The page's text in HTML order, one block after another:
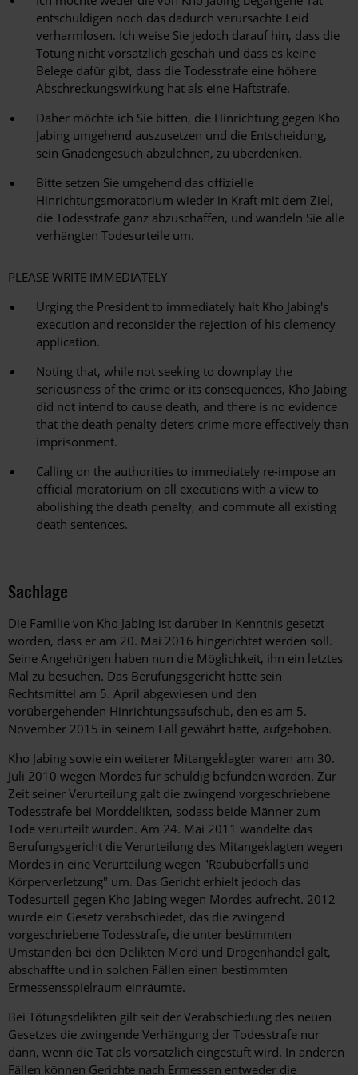
entschuldigen noch das dadurch verursachte Leid
verharmlosen. Ich weise Sie jedoch darauf hin, dass die
Tötung nicht vorsätzlich geschah und dass es keine
Belege dafür gibt, dass die Todesstrafe eine höhere
Abschreckungswirkung hat als eine Haftstrafe.
Daher möchte ich Sie bitten, die Hinrichtung gegen Kho
Jabing umgehend auszusetzen und die Entscheidung,
sein Gnadengesuch abzulehnen, zu überdenken.
Bitte setzen Sie umgehend das offizielle
Hinrichtungsmoratorium wieder in Kraft mit dem Ziel,
die Todesstrafe ganz abzuschaffen, und wandeln Sie alle
verhängten Todesurteile um.
PLEASE WRITE IMMEDIATELY
Urging the President to immediately halt Kho Jabing's
execution and reconsider the rejection of his clemency
application.
Noting that, while not seeking to downplay the
seriousness of the crime or its consequences, Kho Jabing
did not intend to cause death, and there is no evidence
that the death penalty deters crime more effectively than
imprisonment.
Calling on the authorities to immediately re-impose an
official moratorium on all executions with a view to
abolishing the death penalty, and commute all existing
death sentences.
Sachlage
Die Familie von Kho Jabing ist darüber in Kenntnis gesetzt
worden, dass er am 20. Mai 2016 hingerichtet werden soll.
Seine Angehörigen haben nun die Möglichkeit, ihn ein letztes
Mal zu besuchen. Das Berufungsgericht hatte sein
Rechtsmittel am 5. April abgewiesen und den
vorübergehenden Hinrichtungsaufschub, den es am 5.
November 2015 in seinem Fall gewährt hatte, aufgehoben.
Kho Jabing sowie ein weiterer Mitangeklagter waren am 30.
Juli 2010 wegen Mordes für schuldig befunden worden. Zur
Zeit seiner Verurteilung galt die zwingend vorgeschriebene
Todesstrafe bei Morddelikten, sodass beide Männer zum
Tode verurteilt wurden. Am 24. Mai 2011 wandelte das
Berufungsgericht die Verurteilung des Mitangeklagten wegen
Mordes in eine Verurteilung wegen "Raubüberfalls und
Körperverletzung" um. Das Gericht erhielt jedoch das
Todesurteil gegen Kho Jabing wegen Mordes aufrecht. 2012
wurde ein Gesetz verabschiedet, das die zwingend
vorgeschriebene Todesstrafe, die unter bestimmten
Umständen bei den Delikten Mord und Drogenhandel galt,
abschaffte und in solchen Fällen einen bestimmten
Ermessensspielraum einräumte.
Bei Tötungsdelikten gilt seit der Verabschiedung des neuen
Gesetzes die zwingende Verhängung der Todesstrafe nur
dann, wenn die Tat als vorsätzlich eingestuft wird. In anderen
Fällen können Gerichte nach Ermessen entweder die